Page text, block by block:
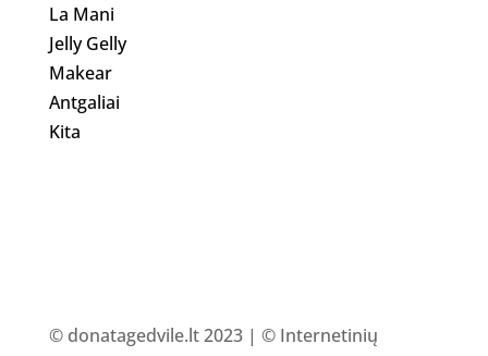
La Mani
Jelly Gelly
Makear
Antgaliai
Kita
© donatagedvile.lt 2023 | © Internetinių